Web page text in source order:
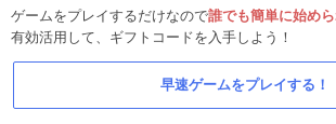
ゲームをプレイするだけなので誰でも簡単に始めら
有効活用して、ギフトコードを入手しよう！
早速ゲームをプレイする！